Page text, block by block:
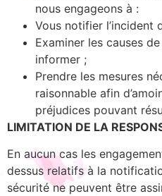
nous engageons à :
Vous notifier l’incident
Examiner les causes
informer ;
Prendre les mesures
raisonnable afin
préjudices pouvant
LIMITATION DE LA
En aucun cas les
dessus relatifs à la
sécurité ne peuvent être